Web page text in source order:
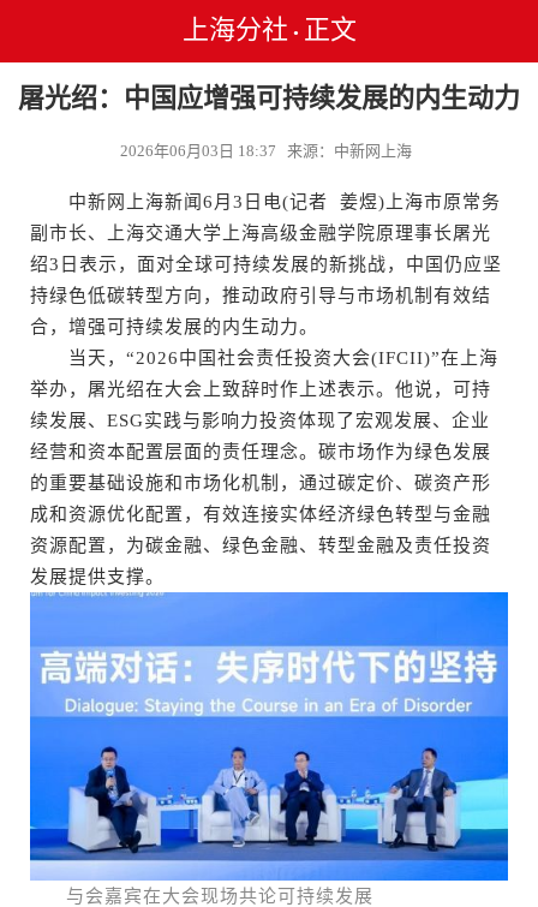
上海分社 • 正文
屠光绍：中国应增强可持续发展的内生动力
2026年06月03日 18:37 来源：中新网上海
中新网上海新闻6月3日电(记者 姜煜)上海市原常务
副市长、上海交通大学上海高级金融学院原理事长屠光
绍3日表示，面对全球可持续发展的新挑战，中国仍应坚
持绿色低碳转型方向，推动政府引导与市场机制有效结
合，增强可持续发展的内生动力。
当天，“2026中国社会责任投资大会(IFCII)”在上海
举办，屠光绍在大会上致辞时作上述表示。他说，可持
续发展、ESG实践与影响力投资体现了宏观发展、企业
经营和资本配置层面的责任理念。碳市场作为绿色发展
的重要基础设施和市场化机制，通过碳定价、碳资产形
成和资源优化配置，有效连接实体经济绿色转型与金融
资源配置，为碳金融、绿色金融、转型金融及责任投资
发展提供支撑。
与会嘉宾在大会现场共论可持续发展